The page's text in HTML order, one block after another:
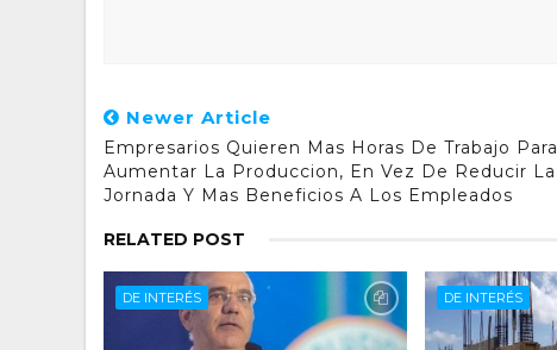
Newer Article
Empresarios Quieren Mas Horas De Trabajo Para
Aumentar La Produccion, En Vez De Reducir La
Jornada Y Mas Beneficios A Los Empleados
RELATED POST
DE INTERÉS DE INTERÉS